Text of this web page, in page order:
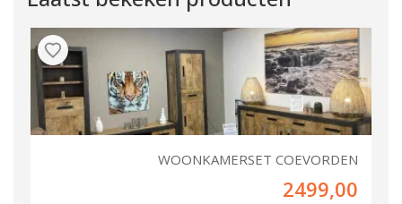
WOONKAMERSET COEVORDEN
2499,00